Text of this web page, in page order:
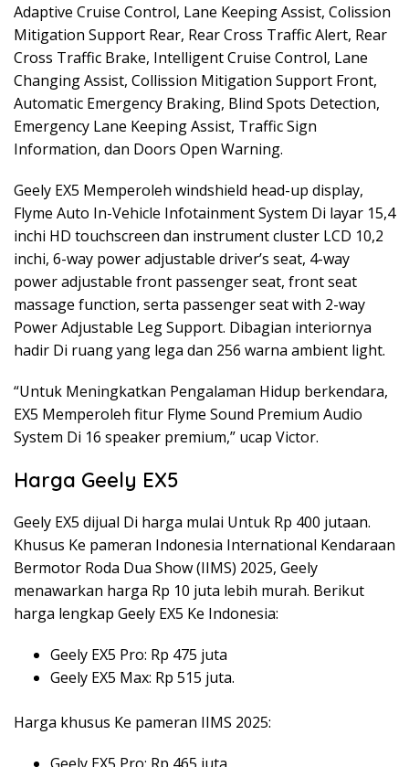
Adaptive Cruise Control, Lane Keeping Assist, Colission
Mitigation Support Rear, Rear Cross Traffic Alert, Rear
Cross Traffic Brake, Intelligent Cruise Control, Lane
Changing Assist, Collission Mitigation Support Front,
Automatic Emergency Braking, Blind Spots Detection,
Emergency Lane Keeping Assist, Traffic Sign
Information, dan Doors Open Warning.
Geely EX5 Memperoleh windshield head-up display,
Flyme Auto In-Vehicle Infotainment System Di layar 15,4
inchi HD touchscreen dan instrument cluster LCD 10,2
inchi, 6-way power adjustable driver’s seat, 4-way
power adjustable front passenger seat, front seat
massage function, serta passenger seat with 2-way
Power Adjustable Leg Support. Dibagian interiornya
hadir Di ruang yang lega dan 256 warna ambient light.
“Untuk Meningkatkan Pengalaman Hidup berkendara,
EX5 Memperoleh fitur Flyme Sound Premium Audio
System Di 16 speaker premium,” ucap Victor.
Harga Geely EX5
Geely EX5 dijual Di harga mulai Untuk Rp 400 jutaan.
Khusus Ke pameran Indonesia International Kendaraan
Bermotor Roda Dua Show (IIMS) 2025, Geely
menawarkan harga Rp 10 juta lebih murah. Berikut
harga lengkap Geely EX5 Ke Indonesia:
Geely EX5 Pro: Rp 475 juta
Geely EX5 Max: Rp 515 juta.
Harga khusus Ke pameran IIMS 2025: